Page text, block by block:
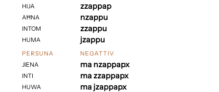
HIJA
AĦNA
INTOM
HUMA
zzappap
nzappu
zzappu
jzappu
PERSUNA
JIENA
INTI
HUWA
NEGATTIV
ma nzappapx
ma zzappapx
ma jzappapx